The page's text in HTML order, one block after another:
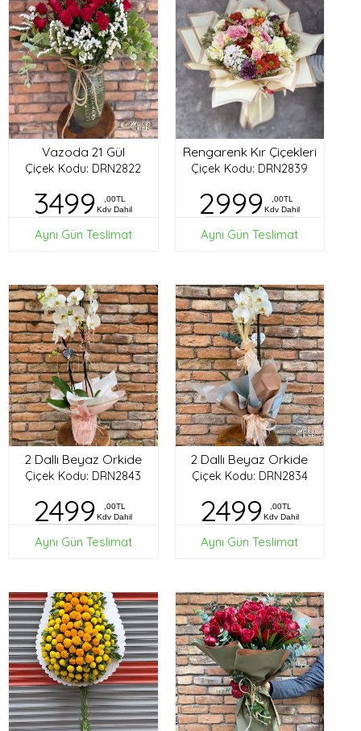
Vazoda 21 Gül
Çiçek Kodu: DRN2822
3499
,00TL
Kdv Dahil
Aynı Gün Teslimat
Rengarenk Kır Çiçekleri
Çiçek Kodu: DRN2839
2999
,00TL
Kdv Dahil
Aynı Gün Teslimat
2 Dallı Beyaz Orkide
Çiçek Kodu: DRN2843
2499
,00TL
Kdv Dahil
Aynı Gün Teslimat
2 Dallı Beyaz Orkide
Çiçek Kodu: DRN2834
2499
,00TL
Kdv Dahil
Aynı Gün Teslimat